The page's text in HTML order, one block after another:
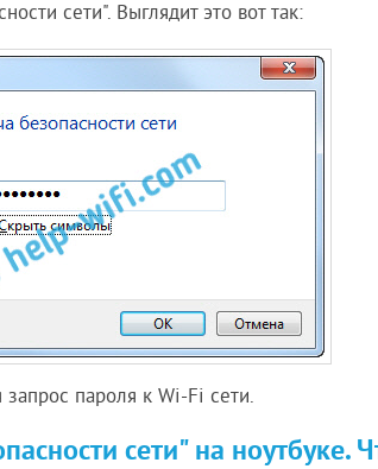
сети". Выглядит это вот так:
запрос пароля к Wi-Fi сети.
сети" на ноутбуке.